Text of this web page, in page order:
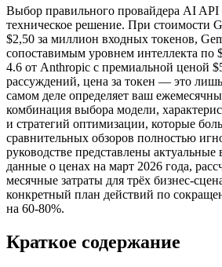
Выбор правильного провайдера AI
техническое решение. При стоимости
$2,50 за миллион входных токенов,
сопоставимым уровнем интеллекта по
4.6 от Anthropic с премиальной ценой
рассуждений, цена за токен — это
самом деле определяет ваш
комбинация выбора модели,
и стратегий оптимизации, которые
сравнительных обзоров полностью
руководстве представлены
данные о ценах на март 2026 года,
месячные затраты для трёх бизнес-
конкретный план действий по
на 60-80%.
Краткое содержание